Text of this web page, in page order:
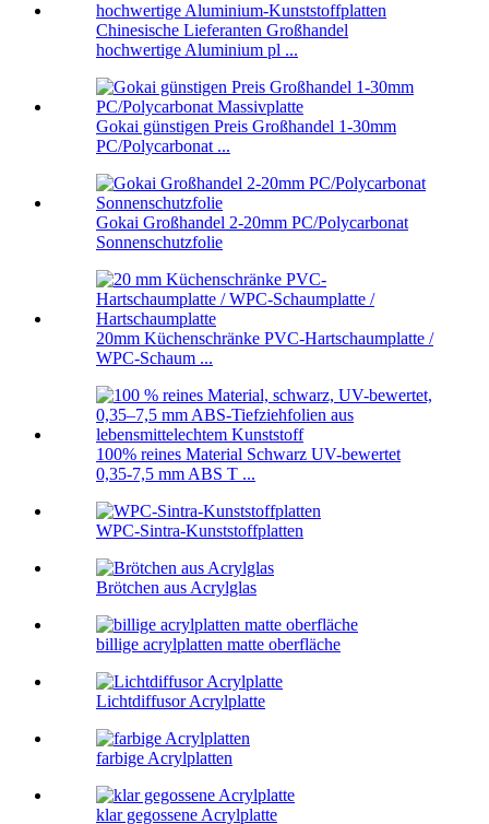
Chinesische Lieferanten Großhandel
hochwertige Aluminium pl ...
Gokai günstigen Preis Großhandel 1-30mm
PC/Polycarbonat ...
Gokai Großhandel 2-20mm PC/Polycarbonat
Sonnenschutzfolie
20mm Küchenschränke PVC-Hartschaumplatte /
WPC-Schaum ...
100% reines Material Schwarz UV-bewertet
0,35-7,5 mm ABS T ...
WPC-Sintra-Kunststoffplatten
Brötchen aus Acrylglas
billige acrylplatten matte oberfläche
Lichtdiffusor Acrylplatte
farbige Acrylplatten
klar gegossene Acrylplatte